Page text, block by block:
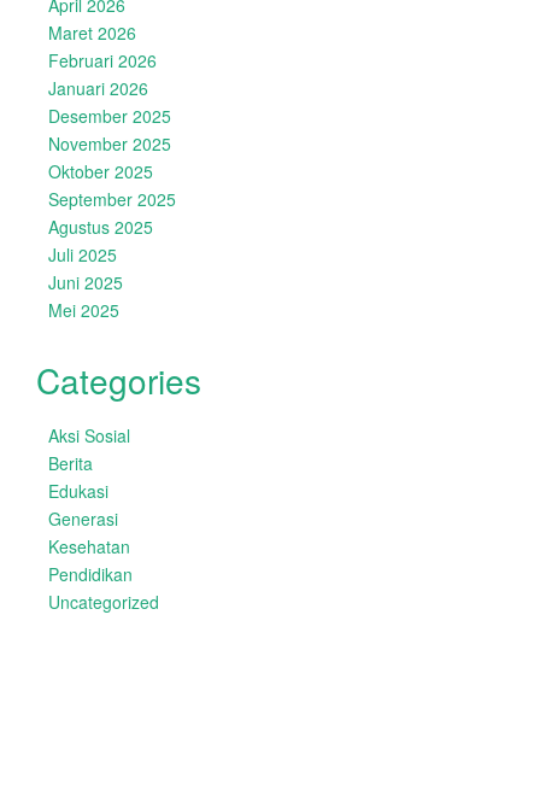
April 2026
Maret 2026
Februari 2026
Januari 2026
Desember 2025
November 2025
Oktober 2025
September 2025
Agustus 2025
Juli 2025
Juni 2025
Mei 2025
Categories
Aksi Sosial
Berita
Edukasi
Generasi
Kesehatan
Pendidikan
Uncategorized